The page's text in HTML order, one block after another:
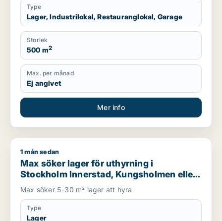
Type
Lager, Industrilokal, Restauranglokal, Garage
Storlek
500 m2
Max. per månad
Ej angivet
Mer info
Max söker lager för uthyrning i Stockholm Innerstad,
1 mån sedan
Max söker lager för uthyrning i
Stockholm Innerstad, Kungsholmen eller
Vasastan m.fl.
Max söker 5-30 m² lager att hyra
Type
Lager